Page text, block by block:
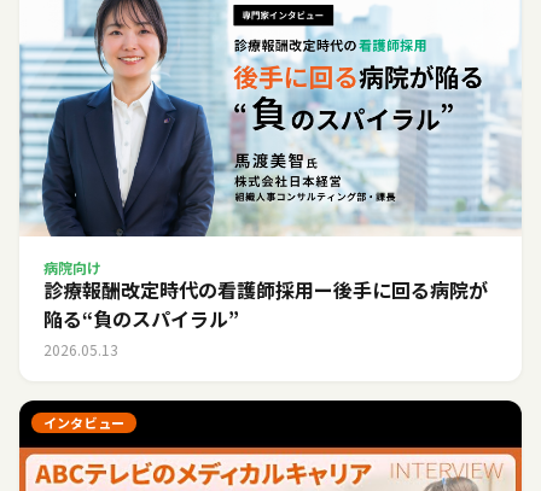
病院向け
診療報酬改定時代の看護師採用ー後手に回る病院が
陥る“負のスパイラル”
2026.05.13
インタビュー